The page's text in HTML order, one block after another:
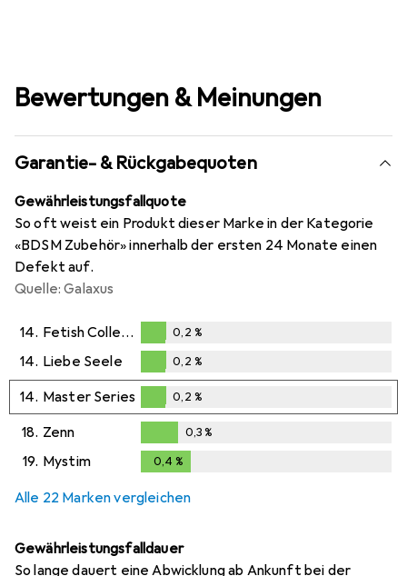
Bewertungen & Meinungen
Garantie- & Rückgabequoten
Gewährleistungsfallquote
So oft weist ein Produkt dieser Marke in der Kategorie
«BDSM Zubehör» innerhalb der ersten 24 Monate einen
Defekt auf.
Quelle: Galaxus
14. Fetish Collection
0,2%
0,2 %
14. Liebe Seele
0,2%
0,2 %
14. Master Series
0,2%
0,2 %
18. Zenn
0,3%
0,3%
19. Mystim 0,4 %
Alle 22 Marken vergleichen
Gewährleistungsfalldauer
So lange dauert eine Abwicklung ab Ankunft bei der